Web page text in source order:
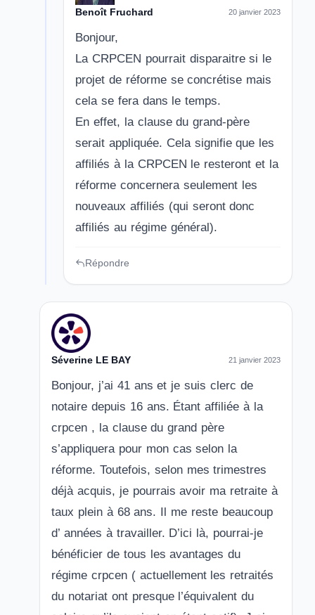
Benoît Fruchard 20 janvier 2023
Bonjour,
La CRPCEN pourrait disparaitre si le
projet de réforme se concrétise mais
cela se fera dans le temps.
En effet, la clause du grand-père
serait appliquée. Cela signifie que les
affiliés à la CRPCEN le resteront et la
réforme concernera seulement les
nouveaux affiliés (qui seront donc
affiliés au régime général).
Répondre
Séverine LE BAY 21 janvier 2023
Bonjour, j’ai 41 ans et je suis clerc de
notaire depuis 16 ans. Étant affiliée à la
crpcen , la clause du grand père
s’appliquera pour mon cas selon la
réforme. Toutefois, selon mes trimestres
déjà acquis, je pourrais avoir ma retraite à
taux plein à 68 ans. Il me reste beaucoup
d’ années à travailler. D’ici là, pourrai-je
bénéficier de tous les avantages du
régime crpcen ( actuellement les retraités
du notariat ont presque l’équivalent du